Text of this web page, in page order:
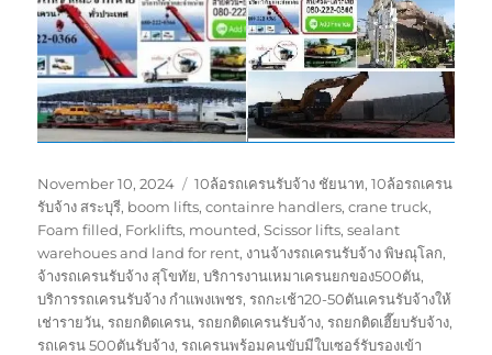
Posted
on
November 10, 2024 Tags
10ล้อรถเครนรับจ้าง ชัยนาท,10ล้อรถเครน
รับจ้าง สระบุรี, boom lifts,containre handlers,crane truck,
Foam filled, Forklifts, mounted,Scissor lifts,sealant
warehoues and land for rent, งานจ้างรถเครนรับจ้าง พิษณุโลก,
จ้างรถเครนรับจ้าง สุโขทัย,บริการงานเหมาเครนยกของ500ตัน,
บริการรถเครนรับจ้าง กำแพงเพชร,รถกะเช้า20-50ตันเครนรับจ้างให้
เช่ารายวัน,รถยกติดเครน,รถยกติดเครนรับจ้าง,รถยกติดเฮี๊ยบรับจ้าง,
รถเครน 500ตันรับจ้าง,รถเครนพร้อมคนขับมีใบเซอร์รับรองเข้า